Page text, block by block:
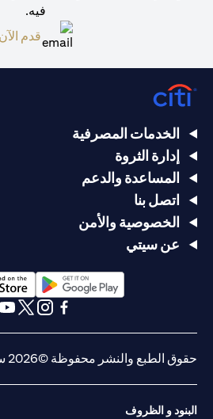
فيه.
قدم الآن
الخدمات المصرفية
إدارة الثروة
المساعدة والدعم
اتصل بنا
الخصوصية والأمن
عن سيتي
opens in a new tab
tab
حقوق الطبع والنشر محفوظة ©2026 سيتي جروب انك.
البنود و الظروف